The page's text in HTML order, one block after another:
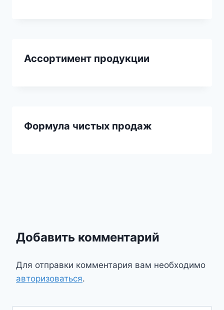
Ассортимент продукции
Формула чистых продаж
Добавить комментарий
Для отправки комментария вам необходимо
авторизоваться.